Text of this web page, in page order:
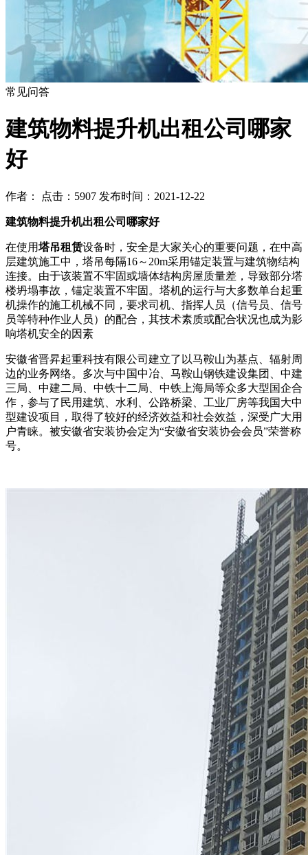
常见问答
建筑物料提升机出租公司哪家
好
作者： 点击：5907 发布时间：2021-12-22
建筑物料提升机出租公司哪家好
在使用塔吊租赁设备时，安全是大家关心的重要问题，在中高
层建筑施工中，塔吊每隔16～20m采用锚定装置与建筑物结构
连接。由于该装置不牢固或墙体结构房屋质量差，导致部分塔
楼坍塌事故，锚定装置不牢固。塔机的运行与大多数单台起重
机操作的施工机械不同，要求司机、指挥人员（信号员、信号
员等特种作业人员）的配合，其技术素质或配合状况也成为影
响塔机安全的因素
安徽省晋昇起重科技有限公司建立了以马鞍山为基点、辐射周
边的业务网络。多次与中国中冶、马鞍山钢铁建设集团、中建
三局、中建二局、中铁十二局、中铁上海局等众多大型国企合
作，参与了民用建筑、水利、公路桥梁、工业厂房等我国大中
型建设项目，取得了较好的经济效益和社会效益，深受广大用
户青睐。被安徽省安装协会定为“安徽省安装协会会员”荣誉称
号。